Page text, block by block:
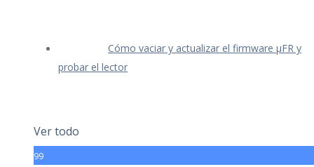
Cómo vaciar y actualizar el firmware μFR y
probar el lector
Ver todo
99